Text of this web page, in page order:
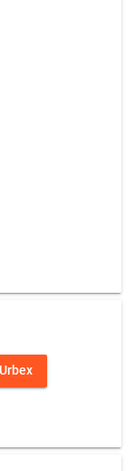
Urbex